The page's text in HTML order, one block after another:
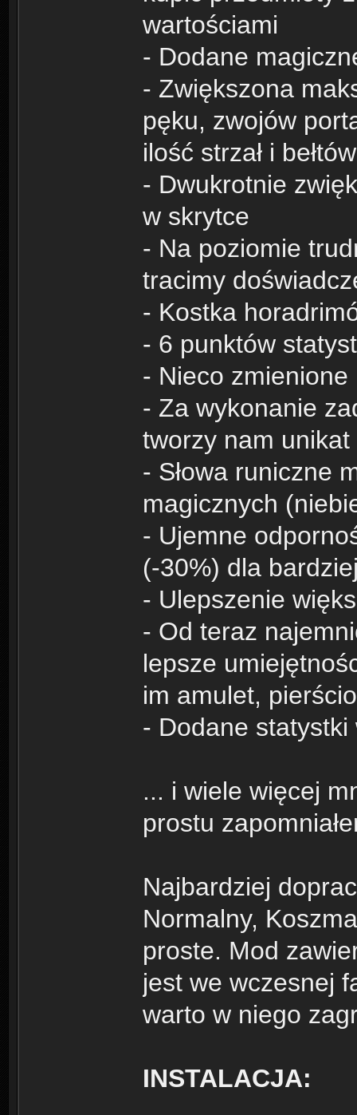
wartościami
- Dodane
- Zwiększona
pęku, zwojów
ilość strzał i bełtów
- Dwukrotnie
w skrytce
- Na poziomie
tracimy
- Kostka
- 6 punktów
- Nieco
- Za wykonanie
tworzy nam
- Słowa runiczne
magicznych
- Ujemne
(-30%) dla
- Ulepszenie
- Od teraz
lepsze
im amulet,
- Dodane
... i wiele więcej
prostu
Najbardziej
Normalny,
proste. Mod
jest we wczesnej
warto w niego
INSTALACJA: